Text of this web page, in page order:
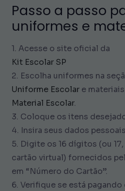
Passo a passo
uniformes e
1. Acesse o site oficial da
Kit Escolar SP
2. Escolha uniformes na
Uniforme Escolar e
Material Escolar.
3. Coloque os itens
4. Insira seus dados
5. Digite os 16 dígitos (ou
cartão virtual) fornecidos
em “Número do Cartão”.
6. Verifique se está